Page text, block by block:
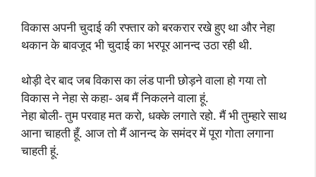
विकास अपनी चुदाई की रफ्तार को बरकरार रखे हुए था और नेहा
थकान के बावजूद भी चुदाई का भरपूर आनन्द उठा रही थी.
थोड़ी देर बाद जब विकास का लंड पानी छोड़ने वाला हो गया तो
विकास ने नेहा से कहा- अब मैं निकलने वाला हूं.
नेहा बोली- तुम परवाह मत करो, धक्के लगाते रहो. मैं भी तुम्हारे साथ
आना चाहती हूँ. आज तो मैं आनन्द के समंदर में पूरा गोता लगाना
चाहती हूं.